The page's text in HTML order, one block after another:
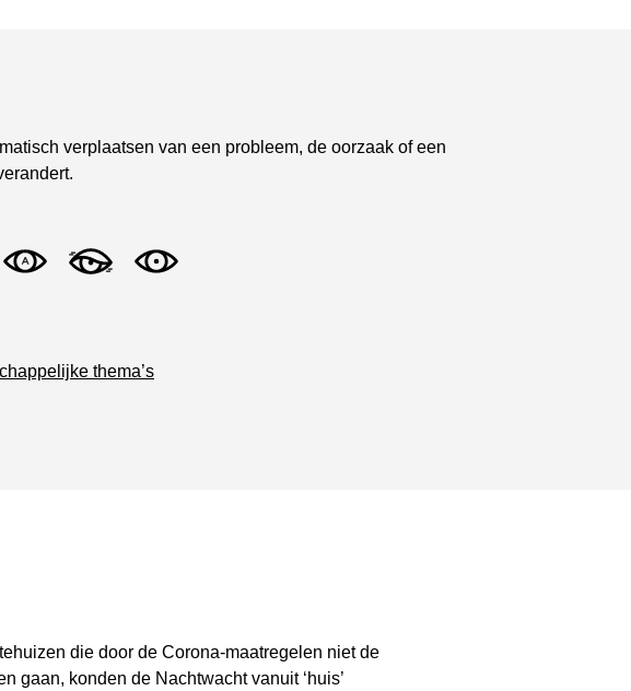
verplaatsen van een probleem, de oorzaak of een
thema’s
die door de Corona-maatregelen niet de
gaan, konden de Nachtwacht vanuit ‘huis’